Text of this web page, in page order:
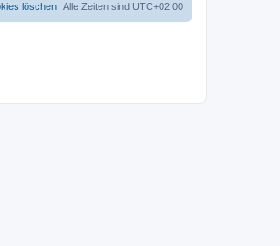
Alle Zeiten sind UTC+02:00
löschen